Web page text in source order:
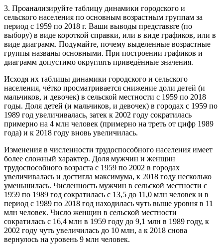
3. Проанализируйте таблицу динамики городского и
сельского населения по основным возрастным группам за
период с 1959 по 2018 г. Ваши выводы представьте (по
выбору) в виде короткой справки, или в виде графиков, или в
виде диаграмм. Подумайте, почему выделенные возрастные
группы названы основными. При построении графиков и
диаграмм допустимо округлять приведённые значения.
Исходя их таблицы динамики городского и сельского
населения, чётко просматривается снижение доли детей (и
мальчиков, и девочек) в сельской местности с 1959 по 2018
годы. Доля детей (и мальчиков, и девочек) в городах с 1959 по
1989 год увеличивалась, затек к 2002 году сократилась
примерно на 4 млн человек (примерно на треть от цифр 1989
года) и к 2018 году вновь увеличилась.
Изменения в численности трудоспособного населения имеет
более сложный характер. Доля мужчин и женщин
трудоспособного возраста с 1959 по 2002 в городах
увеличивалась и достигла максимума, к 2018 году несколько
уменьшилась. Численность мужчин в сельской местности с
1959 по 1989 год сократилась с 13,5 до 11,0 млн человек и в
период с 1989 по 2018 год находилась чуть выше уровня в 11
млн человек. Число женщин в сельской местности
сократилась с 16,4 млн в 1959 году до 9,1 млн в 1989 году, к
2002 году чуть увеличилась до 10 млн, а к 2018 снова
вернулось на уровень 9 млн человек.